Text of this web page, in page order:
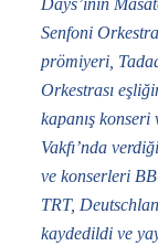
Days’inin
Senfoni
prömiyeri,
Orkestrası
kapanış
Vakfı’nda
ve konserleri
TRT,
kaydedildi ve